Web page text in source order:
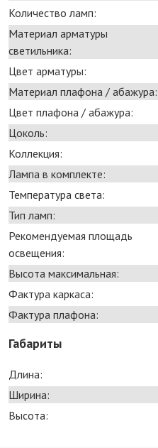
Количество ламп:
Материал арматуры
светильника:
Цвет арматуры:
Материал плафона / абажура:
Цвет плафона / абажура:
Цоколь:
Коллекция:
Лампа в комплекте:
Температура света:
Тип ламп:
Рекомендуемая площадь
освещения:
Высота максимальная:
Фактура каркаса:
Фактура плафона:
Габариты
Длина:
Ширина:
Высота: